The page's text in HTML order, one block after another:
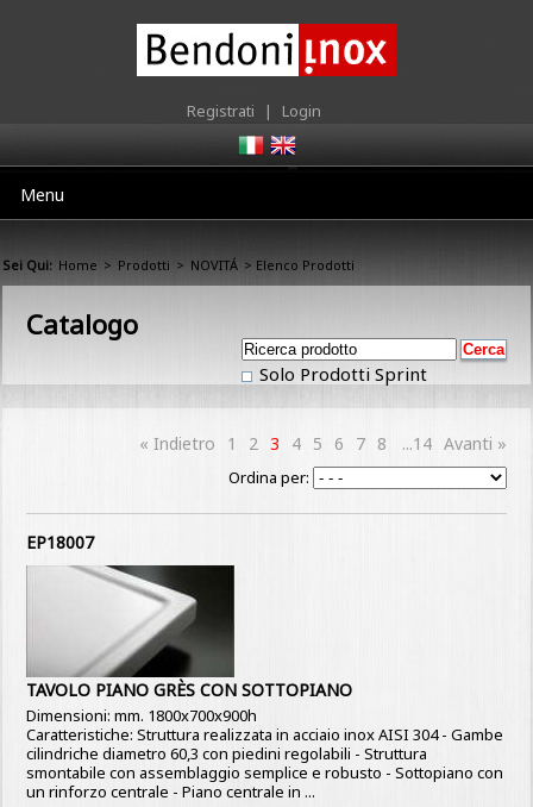
Registrati | Login
Menu
Sei Qui: Home > Prodotti > NOVITÁ > Elenco Prodotti
Catalogo
Solo Prodotti Sprint
« Indietro 1 2 3 4 5 6 7 8 ...14 Avanti »
Ordina per:
EP18007
TAVOLO PIANO GRÈS CON SOTTOPIANO
Dimensioni: mm. 1800x700x900h
Caratteristiche: Struttura realizzata in acciaio inox AISI 304 - Gambe
cilindriche diametro 60,3 con piedini regolabili - Struttura
smontabile con assemblaggio semplice e robusto - Sottopiano con
un rinforzo centrale - Piano centrale in ...